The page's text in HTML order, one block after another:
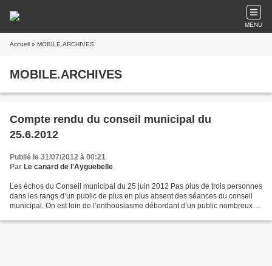
MENU
Accueil » MOBILE.ARCHIVES
MOBILE.ARCHIVES
Compte rendu du conseil municipal du
25.6.2012
Publié le 31/07/2012 à 00:21
Par Le canard de l'Ayguebelle
Les échos du Conseil municipal du 25 juin 2012 Pas plus de trois personnes
dans les rangs d’un public de plus en plus absent des séances du conseil
municipal. On est loin de l’enthousiasme débordant d’un public nombreux